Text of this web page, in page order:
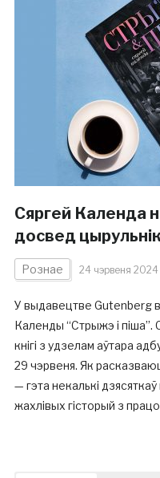
Сяргей Календa
досвед
Рознае 24 чэрвеня 2024
У выдавецтве Gutenberg
Календы “Стрыжэ і піша”.
кнігі з удзелам аўтара
29 чэрвеня. Як
— гэта некалькі
жахлівых гісторый з